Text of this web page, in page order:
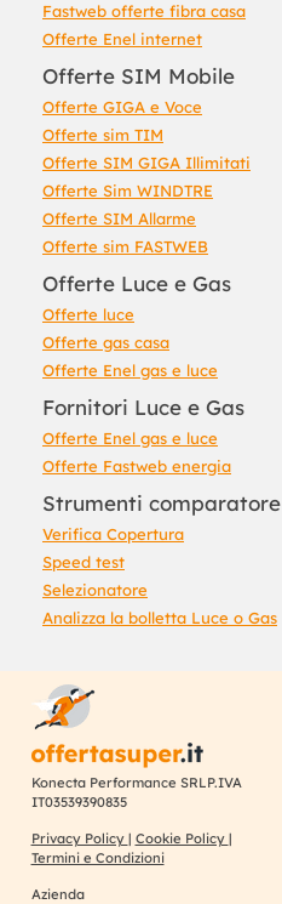
Fastweb offerte fibra casa
Offerte Enel internet
Offerte SIM Mobile
Offerte GIGA e Voce
Offerte sim TIM
Offerte SIM GIGA Illimitati
Offerte Sim WINDTRE
Offerte SIM Allarme
Offerte sim FASTWEB
Offerte Luce e Gas
Offerte luce
Offerte gas casa
Offerte Enel gas e luce
Fornitori Luce e Gas
Offerte Enel gas e luce
Offerte Fastweb energia
Strumenti comparatore
Verifica Copertura
Speed test
Selezionatore
Analizza la bolletta Luce o Gas
Konecta Performance SRLP.IVA
IT03539390835
Privacy Policy | Cookie Policy |
Termini e Condizioni
Azienda